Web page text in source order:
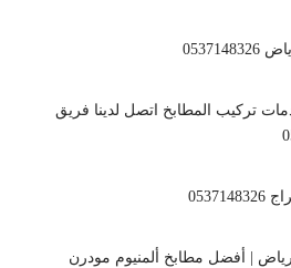
تركيب المطابخ اتصل لدينا فريق
| أفضل مطابخ ألمنيوم مودرن